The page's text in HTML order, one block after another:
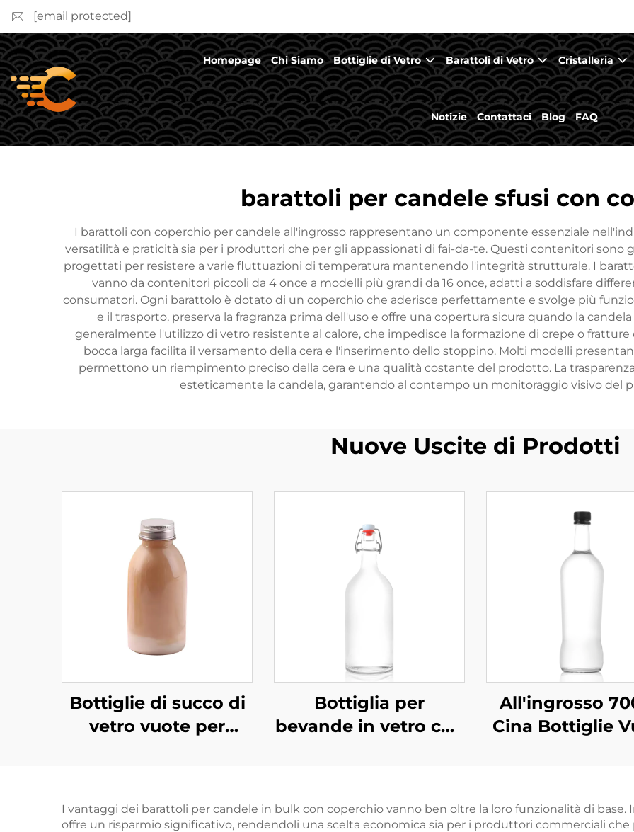
[email protected]
Homepage Chi Siamo Bottiglie di Vetro Barattoli di Vetro Cristalleria
Notizie Contattaci Blog FAQ
barattoli per candele sfusi con
I barattoli con coperchio per candele all'ingrosso rappresentano un componente essenziale
versatilità e praticità sia per i produttori che per gli appassionati di fai-da-te. Questi contenitori sono
progettati per resistere a varie fluttuazioni di temperatura mantenendo l'integrità strutturale. I
vanno da contenitori piccoli da 4 once a modelli più grandi da 16 once, adatti a soddisfare
consumatori. Ogni barattolo è dotato di un coperchio che aderisce perfettamente e svolge più
e il trasporto, preserva la fragranza prima dell'uso e offre una copertura sicura quando la
generalmente l'utilizzo di vetro resistente al calore, che impedisce la formazione di crepe o
bocca larga facilita il versamento della cera e l'inserimento dello stoppino. Molti modelli
permettono un riempimento preciso della cera e una qualità costante del prodotto. La
esteticamente la candela, garantendo al contempo un monitoraggio visivo del
Nuove Uscite di Prodotti
Bottiglie di succo di
vetro vuote per
Bottiglia per
bevande in vetro con
ml, per bevande a
All'ingrosso
Cina Bottiglie
I vantaggi dei barattoli per candele in bulk con coperchio vanno ben oltre la loro funzionalità di
offre un risparmio significativo, rendendoli una scelta economica sia per i produttori commerciali